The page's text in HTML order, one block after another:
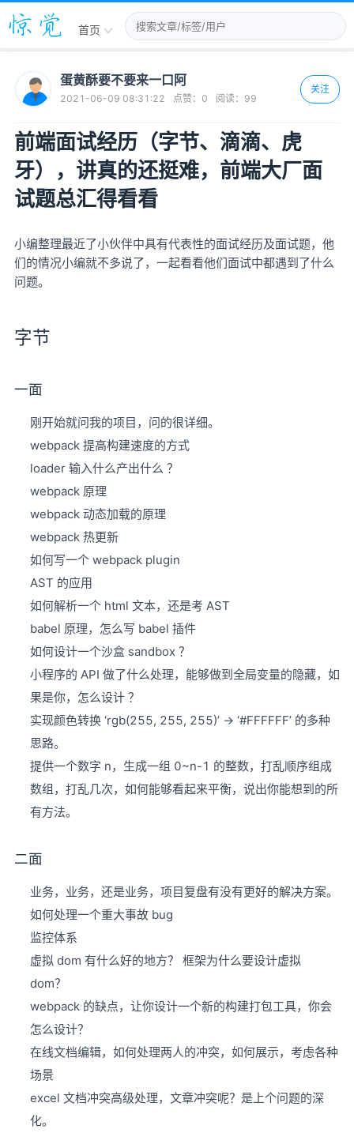
首页
蛋黄酥要不要来一口阿
2021-06-09 08:31:22 点赞： 0 阅读： 99
关注
前端面试经历（字节、滴滴、虎
牙），讲真的还挺难，前端大厂面
试题总汇得看看
小编整理最近了小伙伴中具有代表性的面试经历及面试题，他
们的情况小编就不多说了，一起看看他们面试中都遇到了什么
问题。
字节
一面
刚开始就问我的项目，问的很详细。
webpack 提高构建速度的方式
loader 输入什么产出什么 ？
webpack 原理
webpack 动态加载的原理
webpack 热更新
如何写一个 webpack plugin
AST 的应用
如何解析一个 html 文本，还是考 AST
babel 原理，怎么写 babel 插件
如何设计一个沙盒 sandbox ？
小程序的 API 做了什么处理，能够做到全局变量的隐藏，如
果是你，怎么设计 ？
实现颜色转换 ‘rgb(255, 255, 255)’ -> ‘#FFFFFF’ 的多种
思路。
提供一个数字 n，生成一组 0~n-1 的整数，打乱顺序组成
数组，打乱几次，如何能够看起来平衡，说出你能想到的所
有方法。
二面
业务，业务，还是业务，项目复盘有没有更好的解决方案。
如何处理一个重大事故 bug
监控体系
虚拟 dom 有什么好的地方？ 框架为什么要设计虚拟
dom？
webpack 的缺点，让你设计一个新的构建打包工具，你会
怎么设计？
在线文档编辑，如何处理两人的冲突，如何展示，考虑各种
场景
excel 文档冲突高级处理，文章冲突呢？是上个问题的深
化。